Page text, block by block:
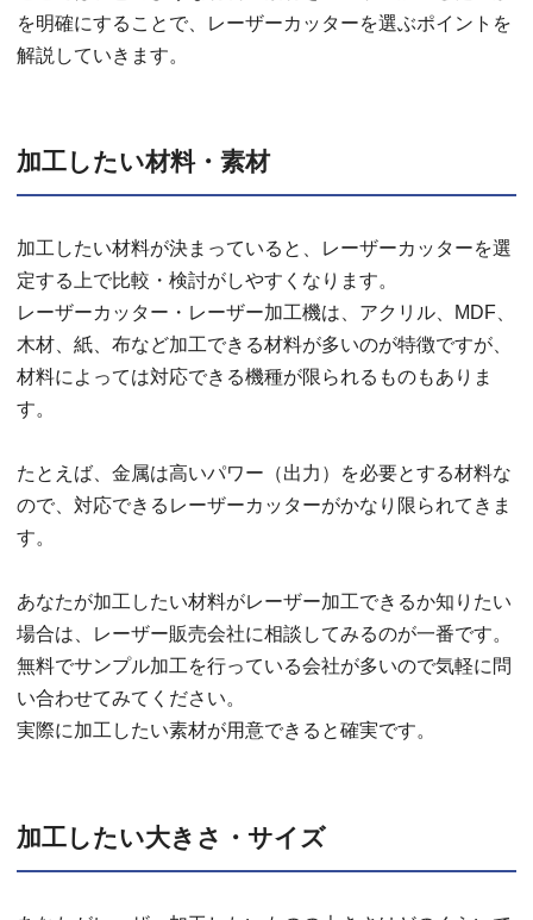
を明確にすることで、レーザーカッターを選ぶポイントを
解説していきます。
加工したい材料・素材
加工したい材料が決まっていると、レーザーカッターを選
定する上で比較・検討がしやすくなります。
レーザーカッター・レーザー加工機は、アクリル、MDF、
木材、紙、布など加工できる材料が多いのが特徴ですが、
材料によっては対応できる機種が限られるものもありま
す。
たとえば、金属は高いパワー（出力）を必要とする材料な
ので、対応できるレーザーカッターがかなり限られてきま
す。
あなたが加工したい材料がレーザー加工できるか知りたい
場合は、レーザー販売会社に相談してみるのが一番です。
無料でサンプル加工を行っている会社が多いので気軽に問
い合わせてみてください。
実際に加工したい素材が用意できると確実です。
加工したい大きさ・サイズ